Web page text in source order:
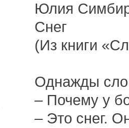
Юлия
Снег
(Из книги
Однажды
– Почему у
– Это снег.